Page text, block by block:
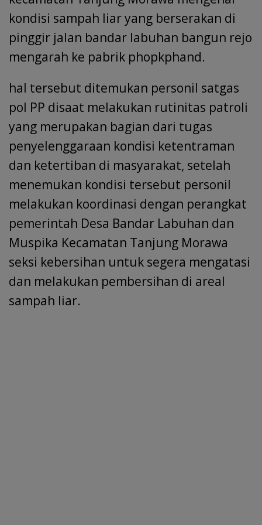
k p
kondisi sampah liar yang berserakan di
pinggir jalan bandar labuhan bangun rejo
mengarah ke pabrik phopkphand.
hal tersebut ditemukan personil satgas
pol PP disaat melakukan rutinitas patroli
yang merupakan bagian dari tugas
penyelenggaraan kondisi ketentraman
dan ketertiban di masyarakat, setelah
menemukan kondisi tersebut personil
melakukan koordinasi dengan perangkat
pemerintah Desa Bandar Labuhan dan
Muspika Kecamatan Tanjung Morawa
seksi kebersihan untuk segera mengatasi
dan melakukan pembersihan di areal
sampah liar.